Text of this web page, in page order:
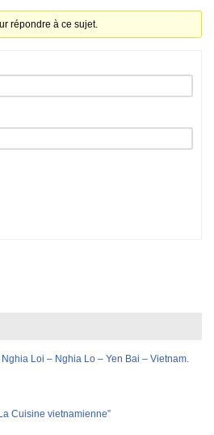
répondre à ce sujet.
Loi – Nghia Lo – Yen Bai – Vietnam.
Cuisine vietnamienne”